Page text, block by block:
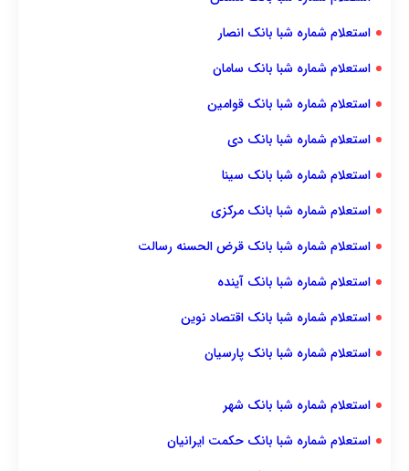
استعلام شماره شبا بانک انصار
استعلام شماره شبا بانک سامان
استعلام شماره شبا بانک قوامین
استعلام شماره شبا بانک دی
استعلام شماره شبا بانک سینا
استعلام شماره شبا بانک مرکزی
استعلام شماره شبا بانک قرض الحسنه رسالت
استعلام شماره شبا بانک آینده
استعلام شماره شبا بانک اقتصاد نوین
استعلام شماره شبا بانک پارسیان
استعلام شماره شبا بانک شهر
استعلام شماره شبا بانک حکمت ایرانیان